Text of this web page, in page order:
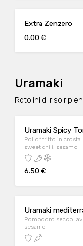
Extra Zenzero
0.00 €
Uramaki
Rotolini di riso
Uramaki Spicy
Pollo* fritto in crosta
sweet chili, sesamo
6.50 €
Uramaki
Pomodoro secco,
sesamo